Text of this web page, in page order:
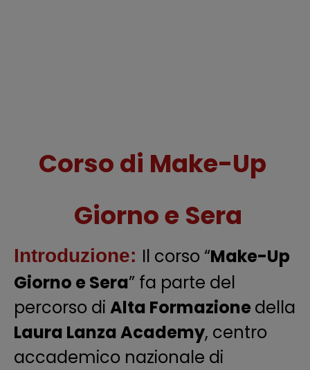
Corso di Make-Up
Giorno e Sera
Introduzione: Il corso “Make-Up
Giorno e Sera” fa parte del
percorso di Alta Formazione della
Laura Lanza Academy, centro
accademico nazionale di